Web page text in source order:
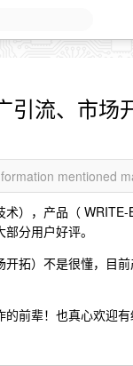
流、市场
mentioned
），产品（ WRITE-
分用户好评。
拓）不是很懂，目
前辈！也真心欢迎